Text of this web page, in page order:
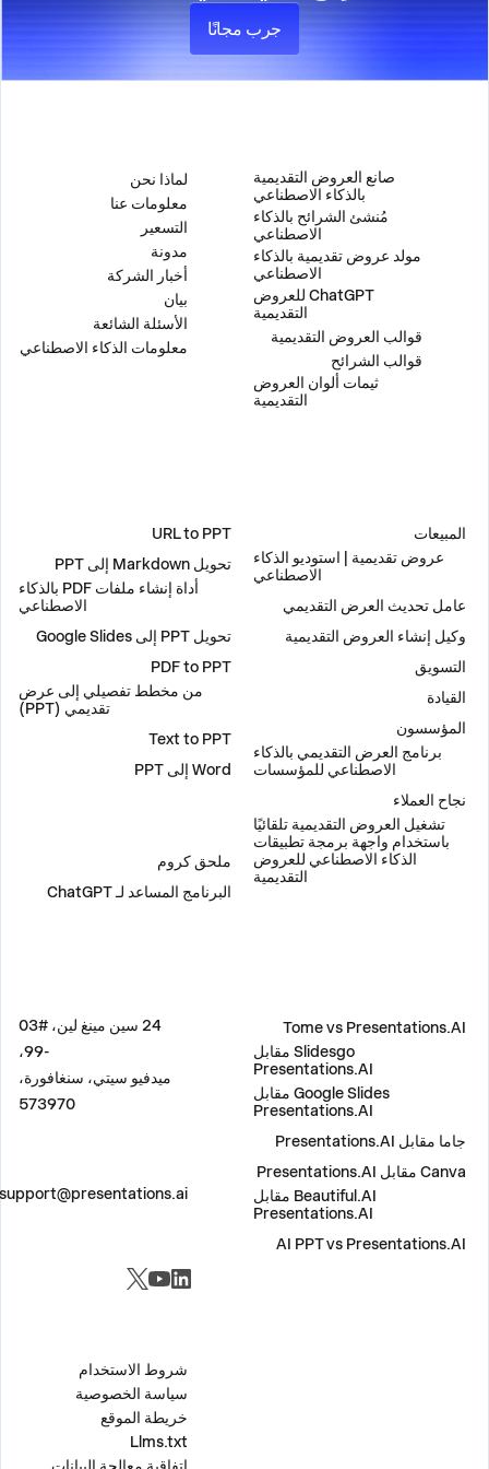
جرب مجانًا
صانع العروض التقديمية
بالذكاء الاصطناعي
مُنشئ الشرائح بالذكاء
الاصطناعي
مولد عروض تقديمية بالذكاء
الاصطناعي
ChatGPT للعروض
التقديمية
قوالب العروض التقديمية
قوالب الشرائح
ثيمات ألوان العروض
التقديمية
لماذا نحن
معلومات عنا
التسعير
مدونة
أخبار الشركة
بيان
الأسئلة الشائعة
معلومات الذكاء الاصطناعي
المبيعات
عروض تقديمية | استوديو الذكاء
الاصطناعي
عامل تحديث العرض التقديمي
وكيل إنشاء العروض التقديمية
التسويق
القيادة
المؤسسون
برنامج العرض التقديمي بالذكاء
الاصطناعي للمؤسسات
نجاح العملاء
تشغيل العروض التقديمية تلقائيًا
باستخدام واجهة برمجة تطبيقات
الذكاء الاصطناعي للعروض
التقديمية
URL to PPT
تحويل Markdown إلى PPT
أداة إنشاء ملفات PDF بالذكاء
الاصطناعي
تحويل PPT إلى Google Slides
PDF to PPT
من مخطط تفصيلي إلى عرض
تقديمي (PPT)
Text to PPT
Word إلى PPT
ملحق كروم
البرنامج المساعد لـ ChatGPT
Tome vs Presentations.AI
Slidesgo مقابل
Presentations.AI
Google Slides مقابل
Presentations.AI
جاما مقابل Presentations.AI
Canva مقابل Presentations.AI
Beautiful.AI مقابل
Presentations.AI
AI PPT vs Presentations.AI
24 سين مينغ لين، #03
-99،
ميدفيو سيتي، سنغافورة،
573970
support@presentations.ai
شروط الاستخدام
سياسة الخصوصية
خريطة الموقع
Llms.txt